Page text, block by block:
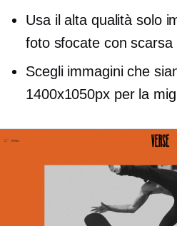
Usa ilalta qualità solo
foto sfocate con scarsa
Scegli immagini che
1400х1050px per la